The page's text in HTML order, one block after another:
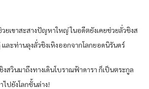
วยเขาสะสางปัญหาใหญ่ ในอดีตยังเคยช่วยลั่วชิงส
และท่านลุงลั่วชิงเหิงออกจากโลกยอดนิรันดร์
สวินมาถึงทางเดินโบราณฟ้าดารา ก็เป็นตระกูล
ไปยังโลกชั้นล่าง!